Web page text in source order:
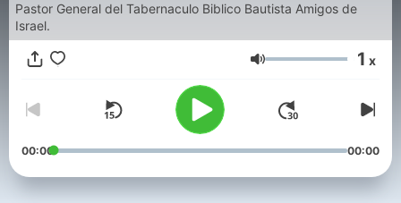
Pastor General del Tabernaculo Biblico Bautista Amigos de
Israel.
Volumen 1 x
00:00 00:00